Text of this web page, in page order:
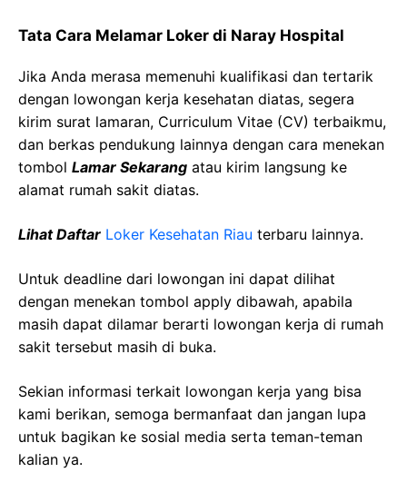
Tata Cara Melamar Loker di Naray Hospital
Jika Anda merasa memenuhi kualifikasi dan tertarik
dengan lowongan kerja kesehatan diatas, segera
kirim surat lamaran, Curriculum Vitae (CV) terbaikmu,
dan berkas pendukung lainnya dengan cara menekan
tombol Lamar Sekarang atau kirim langsung ke
alamat rumah sakit diatas.
Lihat Daftar Loker Kesehatan Riau terbaru lainnya.
Untuk deadline dari lowongan ini dapat dilihat
dengan menekan tombol apply dibawah, apabila
masih dapat dilamar berarti lowongan kerja di rumah
sakit tersebut masih di buka.
Sekian informasi terkait lowongan kerja yang bisa
kami berikan, semoga bermanfaat dan jangan lupa
untuk bagikan ke sosial media serta teman-teman
kalian ya.